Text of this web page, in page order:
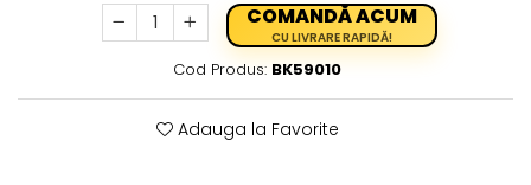
COMANDĂ ACUM
CU LIVRARE RAPIDĂ!
Cod Produs: BK59010
Adauga la Favorite